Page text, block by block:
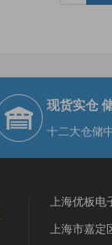
现货实仓
十二大仓储
上海优板电
上海市嘉定